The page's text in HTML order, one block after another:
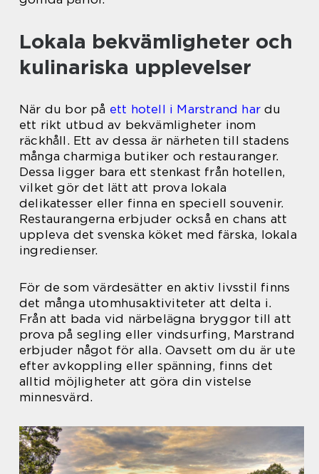
Lokala bekvämligheter och
kulinariska upplevelser
När du bor på ett hotell i Marstrand har du
ett rikt utbud av bekvämligheter inom
räckhåll. Ett av dessa är närheten till stadens
många charmiga butiker och restauranger.
Dessa ligger bara ett stenkast från hotellen,
vilket gör det lätt att prova lokala
delikatesser eller finna en speciell souvenir.
Restaurangerna erbjuder också en chans att
uppleva det svenska köket med färska, lokala
ingredienser.
För de som värdesätter en aktiv livsstil finns
det många utomhusaktiviteter att delta i.
Från att bada vid närbelägna bryggor till att
prova på segling eller vindsurfing, Marstrand
erbjuder något för alla. Oavsett om du är ute
efter avkoppling eller spänning, finns det
alltid möjligheter att göra din vistelse
minnesvärd.